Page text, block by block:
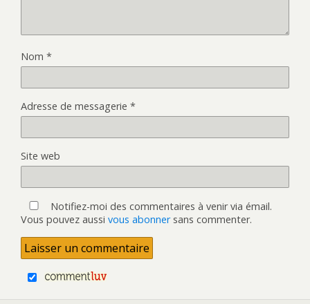
Nom *
Adresse de messagerie *
Site web
Notifiez-moi des commentaires à venir via émail.
Vous pouvez aussi vous abonnersans commenter.